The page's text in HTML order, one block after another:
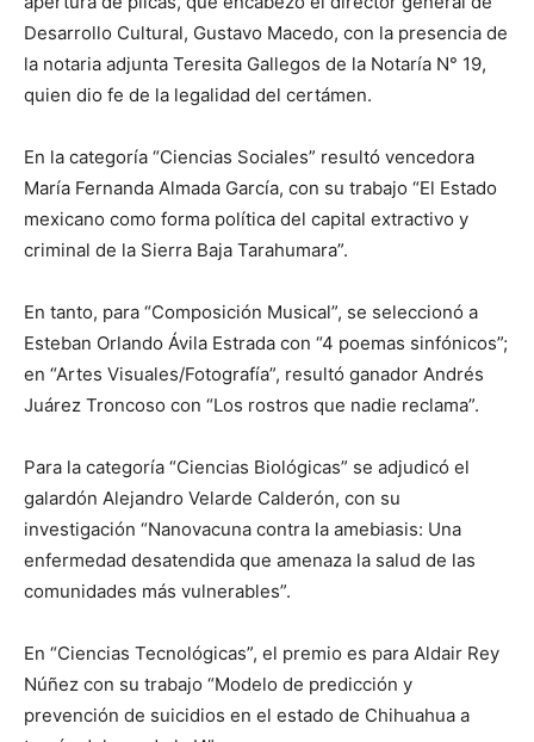
Desarrollo Cultural, Gustavo Macedo, con la presencia de
la notaria adjunta Teresita Gallegos de la Notaría N° 19,
quien dio fe de la legalidad del certámen.
En la categoría “Ciencias Sociales” resultó vencedora
María Fernanda Almada García, con su trabajo “El Estado
mexicano como forma política del capital extractivo y
criminal de la Sierra Baja Tarahumara”.
En tanto, para “Composición Musical”, se seleccionó a
Esteban Orlando Ávila Estrada con “4 poemas sinfónicos”;
en “Artes Visuales/Fotografía”, resultó ganador Andrés
Juárez Troncoso con “Los rostros que nadie reclama”.
Para la categoría “Ciencias Biológicas” se adjudicó el
galardón Alejandro Velarde Calderón, con su
investigación “Nanovacuna contra la amebiasis: Una
enfermedad desatendida que amenaza la salud de las
comunidades más vulnerables”.
En “Ciencias Tecnológicas”, el premio es para Aldair Rey
Núñez con su trabajo “Modelo de predicción y
prevención de suicidios en el estado de Chihuahua a